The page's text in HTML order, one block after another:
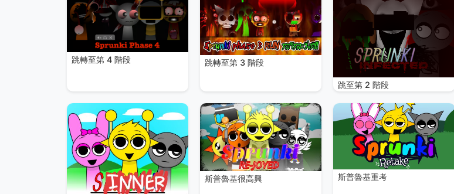
跳轉至第 4 階段 跳轉至第 3 階段
跳至第 2 階段
斯普魯基很高興 斯普魯基重考